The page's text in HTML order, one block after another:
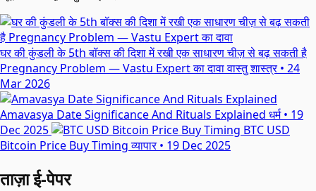
घर की कुंडली के 5th बॉक्स की दिशा में रखी एक साधारण चीज़ से बढ़ सकती है
Pregnancy Problem — Vastu Expert का दावावास्तु शास्त्र • 24
Mar 2026
Amavasya Date Significance And Rituals Explained धर्म • 19
Dec 2025
BTC USD
Bitcoin Price Buy Timing व्यापार • 19 Dec 2025
ताज़ा ई-पेपर